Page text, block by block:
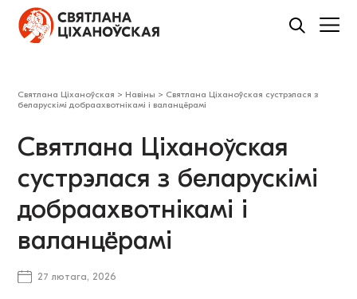
Святлана Ціханоўская > Навіны > Святлана Ціханоўская сустрэлася з
беларускімі добраахвотнікамі і валанцёрамі
Святлана Ціханоўская
сустрэлася з беларускімі
добраахвотнікамі і
валанцёрамі
27 лютага, 2026